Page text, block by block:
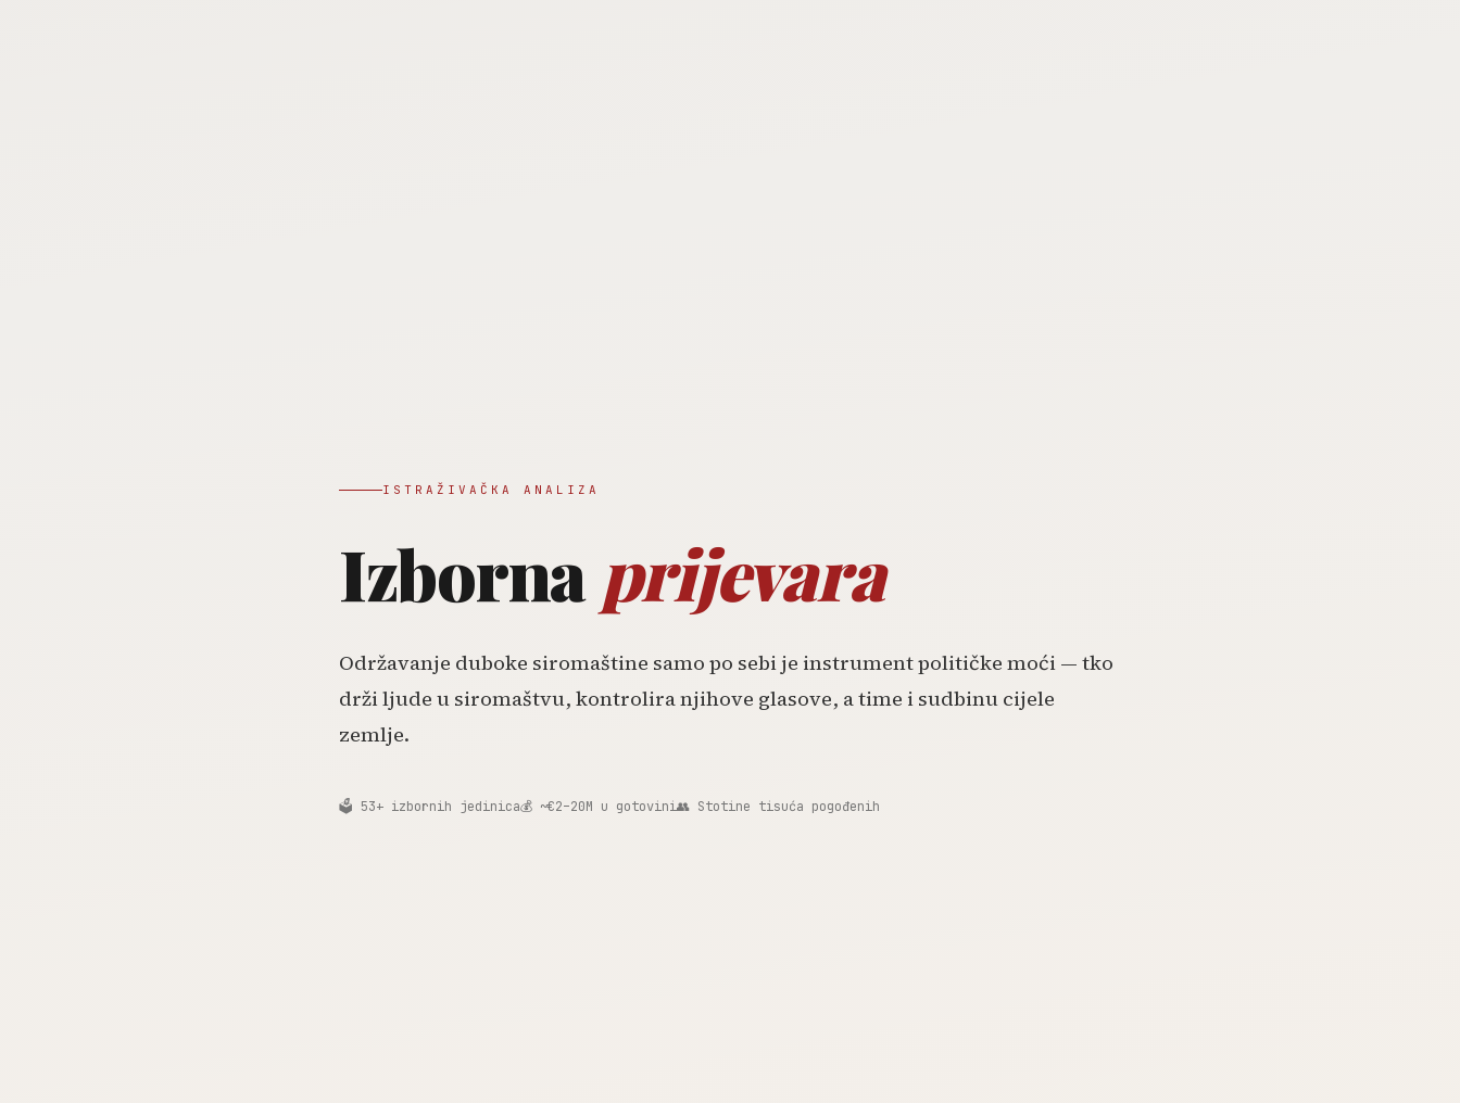
ISTRAŽIVAČKA ANALIZA
Izborna prijevara
Održavanje duboke siromaštine samo po sebi je instrument političke moći — tko
drži ljude u siromaštvu, kontrolira njihove glasove, a time i sudbinu cijele
zemlje.
🗳️ 53+ izbornih jedinica💰 ~€2–20M u gotovini👥 Stotine tisuća pogođenih